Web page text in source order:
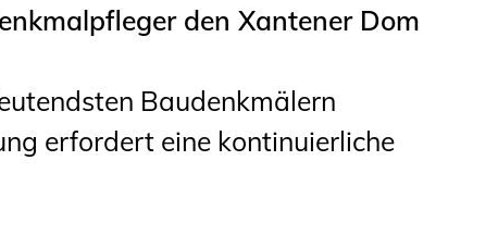
den Xantener Dom
Baudenkmälern
erfordert eine kontinuierliche